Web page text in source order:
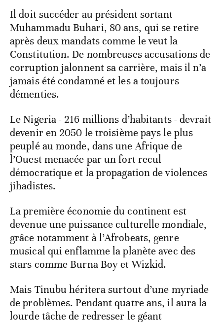
Il doit succéder au président sortant
Muhammadu Buhari, 80 ans, qui se retire
après deux mandats comme le veut la
Constitution. De nombreuses accusations de
corruption jalonnent sa carrière, mais il n’a
jamais été condamné et les a toujours
démenties.
Le Nigeria - 216 millions d’habitants - devrait
devenir en 2050 le troisième pays le plus
peuplé au monde, dans une Afrique de
l’Ouest menacée par un fort recul
démocratique et la propagation de violences
jihadistes.
La première économie du continent est
devenue une puissance culturelle mondiale,
grâce notamment à l’Afrobeats, genre
musical qui enflamme la planète avec des
stars comme Burna Boy et Wizkid.
Mais Tinubu héritera surtout d’une myriade
de problèmes. Pendant quatre ans, il aura la
lourde tâche de redresser le géant